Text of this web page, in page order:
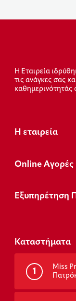
Η Εταιρεία
τις ανάγκες σας
καθημερινότητάς
Η εταιρεία
Οnline Αγορές
Εξυπηρέτηση
Καταστήματα
1
Miss